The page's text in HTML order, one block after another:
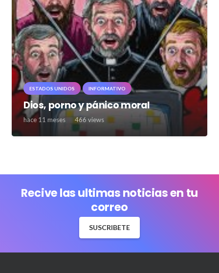
ESTADOS UNIDOS INFORMATIVO
Dios, porno y pánico moral
hace 11 meses 466 views
Recive las ultimas noticias en tu
correo
SUSCRIBETE